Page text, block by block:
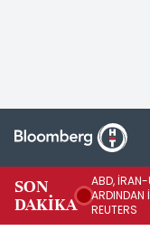
SON
DAKİKA
ABD,
ARDINDAN
REUTERS